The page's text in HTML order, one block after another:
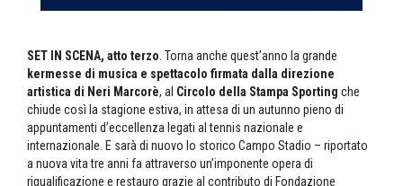
SET IN SCENA, atto terzo. Torna anche quest’anno la grande
kermesse di musica e spettacolo firmata dalla direzione
artistica di Neri Marcorè, al Circolo della Stampa Sporting che
chiude così la stagione estiva, in attesa di un autunno pieno di
appuntamenti d’eccellenza legati al tennis nazionale e
internazionale. E sarà di nuovo lo storico Campo Stadio – riportato
a nuova vita tre anni fa attraverso un’imponente opera di
riqualificazione e restauro grazie al contributo di Fondazione